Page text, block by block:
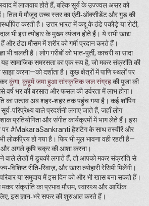
में लाजवाब होते हैं, बल्कि सूर्य के उज्ज्वल असर को
तिल में मौजूद उच्च स्तर का एंटी‑ऑक्सीडेंट और गुड़ की
करती है। उत्तर भारत में कद्दू के ठंडे पकौड़े या रोटी,
भी इस त्योहार के मुख्य व्यंजन होते हैं। ये सभी खाद्य
और ठंडा मौसम में शरीर को गर्मी प्रदान करते हैं।
भी चलती है। लोग गरीबों को भात‑पुर्ती, काचरी या सादा
सामाजिक समरसता का एक रूप है, जो मकर संक्रांति की
करना—को दर्शाता है। कुछ क्षेत्रों में पाणि स्थलों पर
कुंगा, कुहूमें जमा हुआ सांस्कृतिक जल संग्रहकी पूजा की
वर्ष भर की बरसात और फसल की उर्वरता में लाभ होगा।
का उत्सव अब शहर‑शहर तक पहुंच गया है। कई शॉपिंग
वाले प्रदर्शनी लगाए जाते हैं, जहाँ लोग
प्रतियोगिता और संगीत कार्यक्रमों में भाग लेते हैं। इस
पर #MakaraSankranti हैशटैग के साथ तस्वीरें और
लोकप्रिय हो गया है। फिर भी मूल भावना वही रहती है—
और अगले कृषि चक्र की आशा करना।
वाले लेखों में डुबकी लगाते हैं, तो आपको मकर संक्रांति से
रीति‑रिवाज़, और खास त्योहारी रेसिपी मिलेंगी।
या समुदाय में इस दिन को और भी खास बना सकते हैं।
संक्रांति का प्रभाव मौसम, स्वास्थ्य और आर्थिक
इस ज्ञान‑भरे सफर की शुरुआत करते हैं।